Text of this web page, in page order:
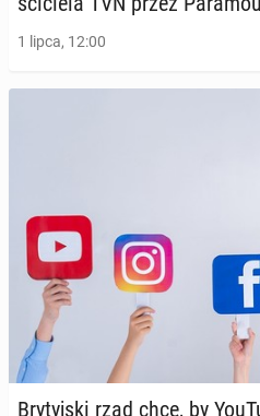
1 lipca, 12:00
Bry­tyj­ski rząd chce, by